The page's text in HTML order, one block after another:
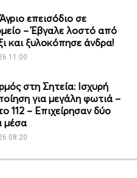
επεισόδιο σε
– Έβγαλε λοστό από
και ξυλοκόπησε άνδρα!
11:00
στη Σητεία: Ισχυρή
για μεγάλη φωτιά –
112 – Επιχείρησαν δύο
μέσα
08:20